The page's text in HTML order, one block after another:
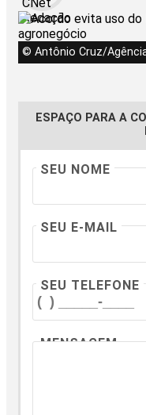
© Antônio Cruz/
ESPAÇO PARA A
SEU NOME
SEU E-MAIL
SEU TELEFONE
MENSAGEM